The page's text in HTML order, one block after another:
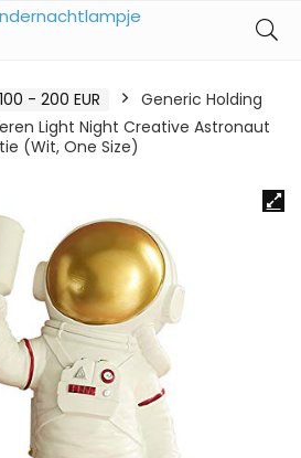
100 - 200 EUR
Generic Holding
Light Night Creative Astronaut
(Wit, One Size)